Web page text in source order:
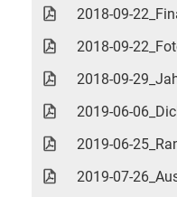
2018-09-
2018-09-
2018-09-
2019-06-
2019-06-
2019-07-